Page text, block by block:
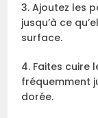
3. Ajoutez les
jusqu’à ce
surface.
4. Faites cuire
fréquemment
dorée.